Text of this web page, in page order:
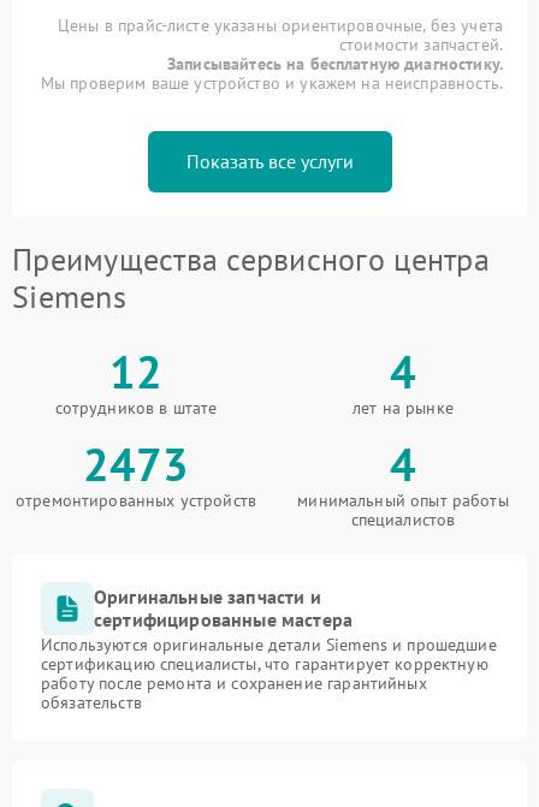
Цены в прайс-листе указаны ориентировочные, без учета
стоимости запчастей.
Записывайтесь на бесплатную диагностику.
Мы проверим ваше устройство и укажем на неисправность.
Показать все услуги
Преимущества сервисного центра
Siemens
12
сотрудников в штате
4
лет на рынке
2473
отремонтированных устройств
4
минимальный опыт работы
специалистов
Оригинальные запчасти и
сертифицированные мастера
Используются оригинальные детали Siemens и прошедшие
сертификацию специалисты, что гарантирует корректную
работу после ремонта и сохранение гарантийных
обязательств